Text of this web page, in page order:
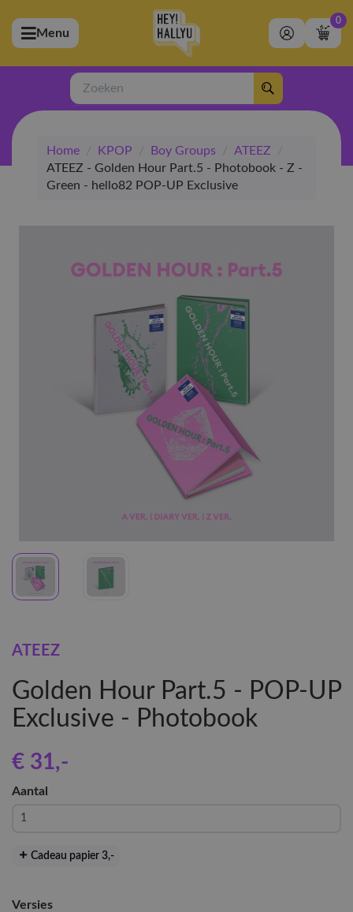
(Artiesten)
(Merchandise)
(Exclusive)
(Winkel)
Menu
0
Zoeken
Home / KPOP / Boy Groups / ATEEZ
/
ATEEZ - Golden Hour Part.5 - Photobook - Z -
Green - hello82 POP-UP Exclusive
ATEEZ
Golden Hour Part.5 - POP-UP
Exclusive - Photobook
€ 31,-
Aantal
Cadeau papier 3,-
Versies